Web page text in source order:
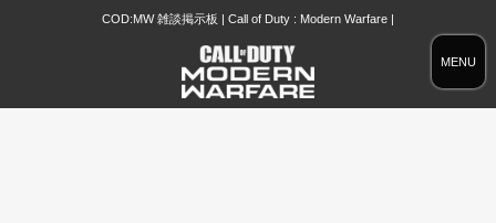
MENU
COD:MW 雑談掲示板 | Call of Duty : Modern Warfare |